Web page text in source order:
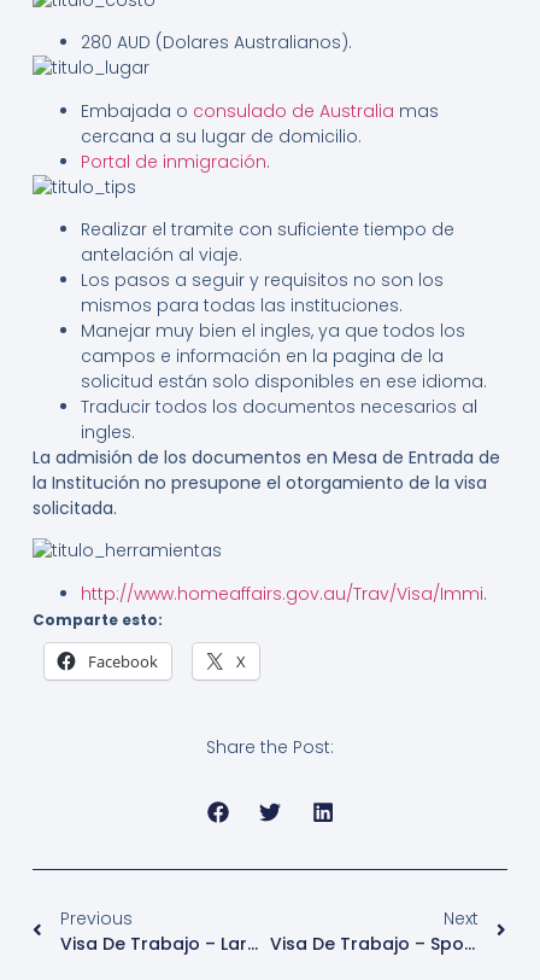
280 AUD (Dolares Australianos).
Embajada o consulado de Australia mas
cercana a su lugar de domicilio.
Portal de inmigración.
Realizar el tramite con suficiente tiempo de
antelación al viaje.
Los pasos a seguir y requisitos no son los
mismos para todas las instituciones.
Manejar muy bien el ingles, ya que todos los
campos e información en la pagina de la
solicitud están solo disponibles en ese idioma.
Traducir todos los documentos necesarios al
ingles.
La admisión de los documentos en Mesa de Entrada de
la Institución no presupone el otorgamiento de la visa
solicitada.
http://www.homeaffairs.gov.au/Trav/Visa/Immi.
Comparte esto:
Facebook X
Share the Post:
Previous
Visa De Trabajo – Larga Estadía Para Comunidades Religiosas Y Laicos Asociados – Francia
Next
Visa De Trabajo – Sponsorship Visa (Empleado Cuenta Ajena) – Australia